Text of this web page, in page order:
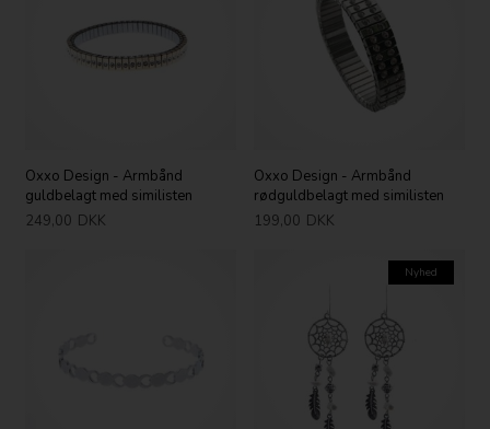
Oxxo Design - Armbånd
guldbelagt med similisten
249,00 DKK
Oxxo Design - Armbånd
rødguldbelagt med similisten
199,00 DKK
Nyhed